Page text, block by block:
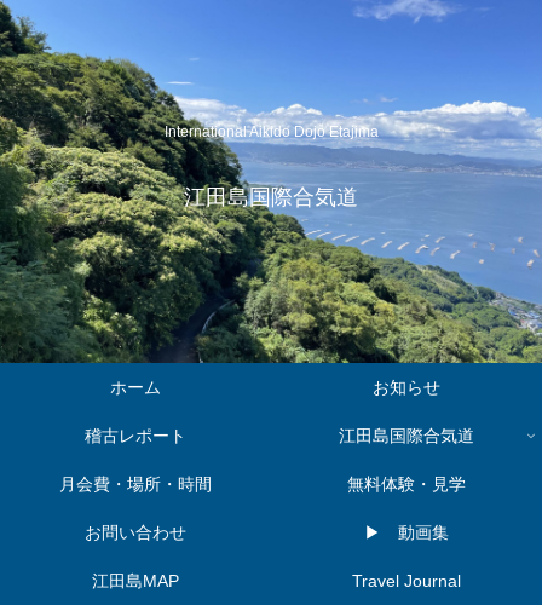
International Aikido Dojo Etajima
江田島国際合気道
ホーム お知らせ
稽古レポート 江田島国際合気道
月会費・場所・時間 無料体験・見学
お問い合わせ ▶︎ 動画集
江田島MAP Travel Journal